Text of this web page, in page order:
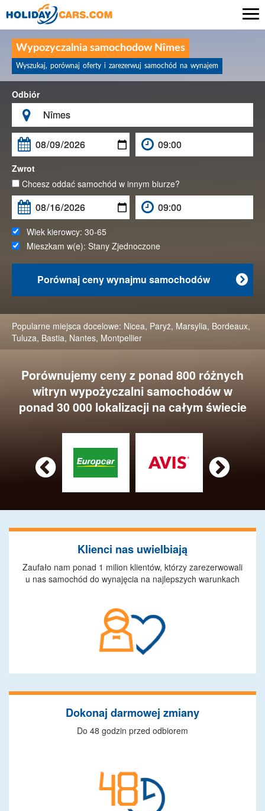
Wypozyczalnia samochodow Nîmes
Wyszukaj, porównaj oferty i zarezerwuj samochód na wynajem
Odbiór


Zwrot
Chcesz oddać samochód w innym biurze?
Wiek kierowcy: 30-65
Mieszkam w(e): Stany Zjednoczone

Porównaj ceny wynajmu samochodów
Popularne miejsca docelowe: Nicea, Paryż, Marsylia, Bordeaux,
Tuluza, Bastia, Nantes, Montpellier
Porównujemy ceny z ponad 800 różnych
witryn wypożyczalni samochodów w
ponad 30 000 lokalizacji na całym świecie
 
Klienci nas uwielbiają
Zaufało nam ponad 1 milion klientów, którzy zarezerwowali
u nas samochód do wynajęcia na najlepszych warunkach
Dokonaj darmowej zmiany
Do 48 godzin przed odbiorem